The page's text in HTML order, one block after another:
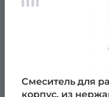
Смеситель для
корпус, из